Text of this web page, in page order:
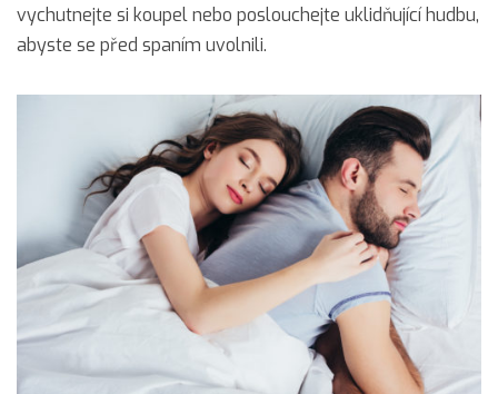
vychutnejte si koupel nebo poslouchejte uklidňující hudbu,
abyste se před spaním uvolnili.